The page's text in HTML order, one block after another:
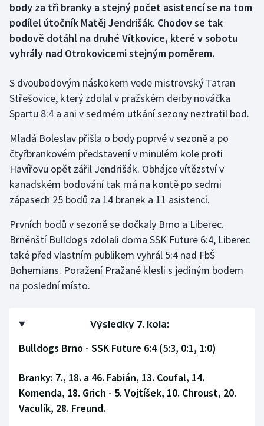
Boby a skeleton
Box
Cyklistika
Florbal
Futsal
Gymnastika
Házená
Jezdectví
Judo
Krasobruslení
Lezení
Lyže a snowboard
body za tři branky a stejný počet asistencí se na tom
podílel útočník Matěj Jendrišák. Chodov se tak
bodově dotáhl na druhé Vítkovice, které v sobotu
vyhrály nad Otrokovicemi stejným poměrem.
S dvoubodovým náskokem vede mistrovský Tatran
Střešovice, který zdolal v pražském derby nováčka
Spartu 8:4 a ani v sedmém utkání sezony neztratil bod.
Mladá Boleslav přišla o body poprvé v sezoně a po
čtyřbrankovém představení v minulém kole proti
Havířovu opět zářil Jendrišák. Obhájce vítězství v
kanadském bodování tak má na kontě po sedmi
zápasech 25 bodů za 14 branek a 11 asistencí.
Prvních bodů v sezoně se dočkaly Brno a Liberec.
Brněnští Bulldogs zdolali doma SSK Future 6:4, Liberec
také před vlastním publikem vyhrál 5:4 nad FbŠ
Bohemians. Poražení Pražané klesli s jediným bodem
na poslední místo.
Výsledky 7. kola:
Bulldogs Brno - SSK Future 6:4 (5:3, 0:1, 1:0)
Branky: 7., 18. a 46. Fabián, 13. Coufal, 14.
Komenda, 18. Grich - 5. Vojtíšek, 10. Chroust, 20.
Vaculík, 28. Freund.